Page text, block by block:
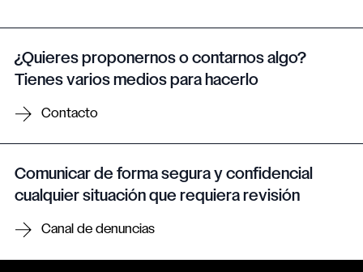
¿Quieres proponernos o contarnos algo?
Tienes varios medios para hacerlo
Contacto
Comunicar de forma segura y confidencial
cualquier situación que requiera revisión
Canal de denuncias